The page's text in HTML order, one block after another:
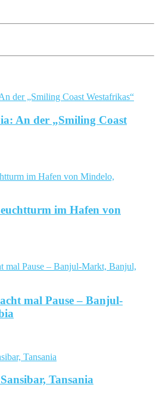
An der „Smiling Coast
im Hafen von
mal Pause – Banjul-
Tansania